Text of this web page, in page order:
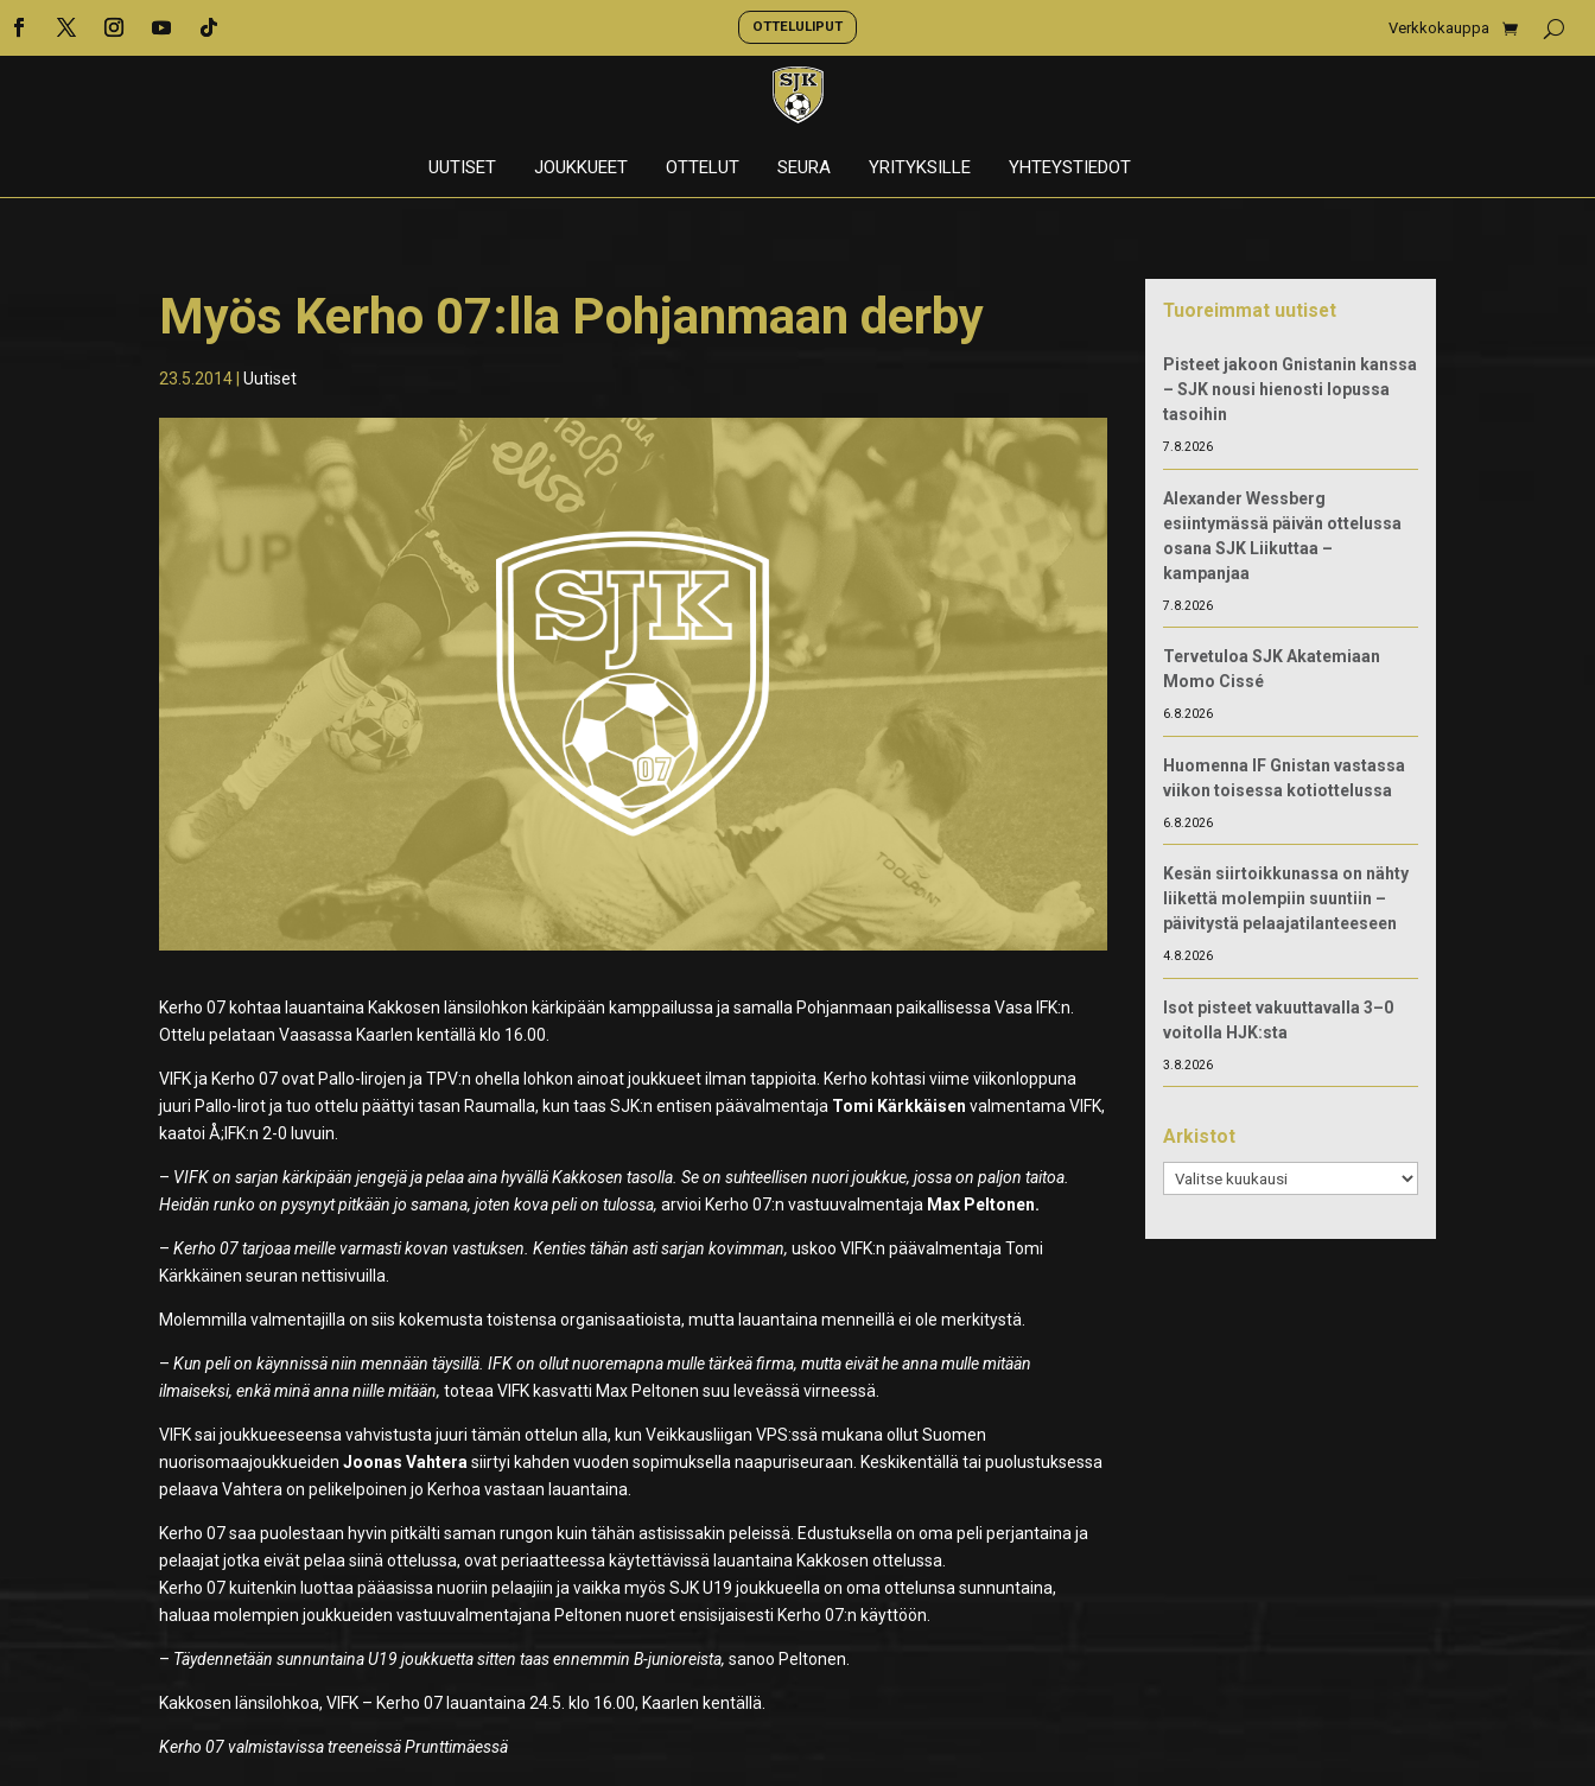
OTTELULIPUT Verkkokauppa
UUTISET JOUKKUEET OTTELUT SEURA YRITYKSILLE YHTEYSTIEDOT
Myös Kerho 07:lla Pohjanmaan derby
23.5.2014 |Uutiset
Kerho 07 kohtaa lauantaina Kakkosen länsilohkon kärkipään kamppailussa ja samalla Pohjanmaan paikallisessa Vasa IFK:n.
Ottelu pelataan Vaasassa Kaarlen kentällä klo 16.00.
VIFK ja Kerho 07 ovat Pallo-Iirojen ja TPV:n ohella lohkon ainoat joukkueet ilman tappioita. Kerho kohtasi viime viikonloppuna
juuri Pallo-Iirot ja tuo ottelu päättyi tasan Raumalla, kun taas SJK:n entisen päävalmentaja Tomi Kärkkäisen valmentama VIFK,
kaatoi Å;IFK:n 2-0 luvuin.
– VIFK on sarjan kärkipään jengejä ja pelaa aina hyvällä Kakkosen tasolla. Se on suhteellisen nuori joukkue, jossa on paljon taitoa.
Heidän runko on pysynyt pitkään jo samana, joten kova peli on tulossa, arvioi Kerho 07:n vastuuvalmentaja Max Peltonen.
–Kerho 07 tarjoaa meille varmasti kovan vastuksen. Kenties tähän asti sarjan kovimman, uskoo VIFK:n päävalmentaja Tomi
Kärkkäinen seuran nettisivuilla.
Molemmilla valmentajilla on siis kokemusta toistensa organisaatioista, mutta lauantaina menneillä ei ole merkitystä.
–Kun peli on käynnissä niin mennään täysillä. IFK on ollut nuoremapna mulle tärkeä firma, mutta eivät he anna mulle mitään
ilmaiseksi, enkä minä anna niille mitään, toteaa VIFK kasvatti Max Peltonen suu leveässä virneessä.
VIFK sai joukkueeseensa vahvistusta juuri tämän ottelun alla, kun Veikkausliigan VPS:ssä mukana ollut Suomen
nuorisomaajoukkueidenJoonas Vahterasiirtyi kahden vuoden sopimuksella naapuriseuraan. Keskikentällä tai puolustuksessa
pelaava Vahtera on pelikelpoinen jo Kerhoa vastaan lauantaina.
Kerho 07 saa puolestaan hyvin pitkälti saman rungon kuin tähän astisissakin peleissä. Edustuksella on oma peli perjantaina ja
pelaajat jotka eivät pelaa siinä ottelussa, ovat periaatteessa käytettävissä lauantaina Kakkosen ottelussa.
Kerho 07 kuitenkin luottaa pääasissa nuoriin pelaajiin ja vaikka myös SJK U19 joukkueella on oma ottelunsa sunnuntaina,
haluaa molempien joukkueiden vastuuvalmentajana Peltonen nuoret ensisijaisesti Kerho 07:n käyttöön.
– Täydennetään sunnuntaina U19 joukkuetta sitten taas ennemmin B-junioreista, sanoo Peltonen.
Kakkosen länsilohkoa, VIFK – Kerho 07 lauantaina 24.5. klo 16.00, Kaarlen kentällä.
Kerho 07 valmistavissa treeneissä Prunttimäessä
Tuoreimmat uutiset
Pisteet jakoon Gnistanin kanssa
– SJK nousi hienosti lopussa
tasoihin
7.8.2026
Alexander Wessberg
esiintymässä päivän ottelussa
osana SJK Liikuttaa –
kampanjaa
7.8.2026
Tervetuloa SJK Akatemiaan
Momo Cissé
6.8.2026
Huomenna IF Gnistan vastassa
viikon toisessa kotiottelussa
6.8.2026
Kesän siirtoikkunassa on nähty
liikettä molempiin suuntiin –
päivitystä pelaajatilanteeseen
4.8.2026
Isot pisteet vakuuttavalla 3–0
voitolla HJK:sta
3.8.2026
Arkistot
Arkistot